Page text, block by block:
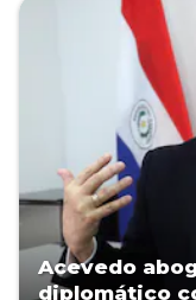
Acevedo
diplomático